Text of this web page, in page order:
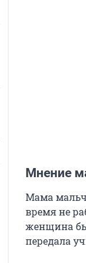
Мнение
Мама
время не
женщина
передала